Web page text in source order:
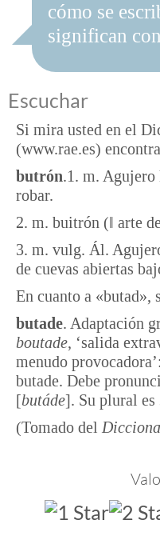
cómo se
significan
Escuchar
Si mira usted en el
(www.rae.es)
butrón.1. m. Agujero
robar.
2. m. buitrón (‖ arte
3. m. vulg. Ál.
de cuevas abiertas
En cuanto a «butad»,
butade. Adaptación
boutade, ‘salida
menudo
butade. Debe
[butáde]. Su plural es
(Tomado del